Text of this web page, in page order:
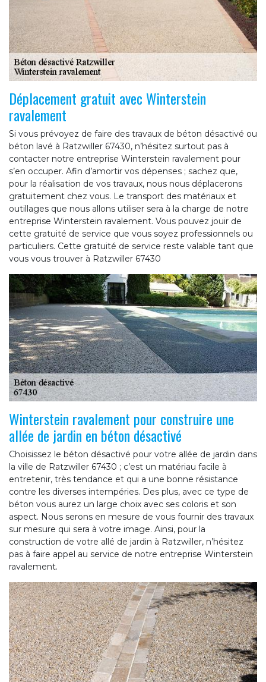
Déplacement gratuit avec Winterstein
ravalement
Si vous prévoyez de faire des travaux de béton désactivé ou
béton lavé à Ratzwiller 67430, n’hésitez surtout pas à
contacter notre entreprise Winterstein ravalement pour
s’en occuper. Afin d’amortir vos dépenses ; sachez que,
pour la réalisation de vos travaux, nous nous déplacerons
gratuitement chez vous. Le transport des matériaux et
outillages que nous allons utiliser sera à la charge de notre
entreprise Winterstein ravalement. Vous pouvez jouir de
cette gratuité de service que vous soyez professionnels ou
particuliers. Cette gratuité de service reste valable tant que
vous vous trouver à Ratzwiller 67430
Winterstein ravalement pour construire une
allée de jardin en béton désactivé
Choisissez le béton désactivé pour votre allée de jardin dans
la ville de Ratzwiller 67430 ; c’est un matériau facile à
entretenir, très tendance et qui a une bonne résistance
contre les diverses intempéries. Des plus, avec ce type de
béton vous aurez un large choix avec ses coloris et son
aspect. Nous serons en mesure de vous fournir des travaux
sur mesure qui sera à votre image. Ainsi, pour la
construction de votre allé de jardin à Ratzwiller, n’hésitez
pas à faire appel au service de notre entreprise Winterstein
ravalement.